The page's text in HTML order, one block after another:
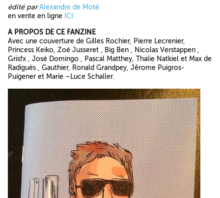
édité par Alexandre de Moté
en vente en ligne ICI
A PROPOS DE CE FANZINE
Avec une couverture de Gilles Rochier, Pierre Lecrenier,
Princess Keiko, Zoé Jusseret , Big Ben , Nicolas Verstappen ,
Grisfx , José Domingo , Pascal Matthey, Thalie Natkiel et Max de
Radiguès , Gauthier, Ronald Grandpey, Jêrome Puigros-
Puigener et Marie –Luce Schaller.